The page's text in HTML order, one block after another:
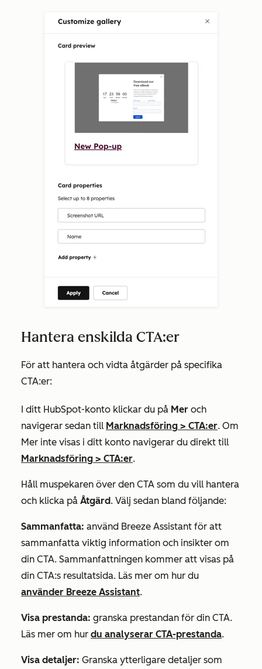
Hantera enskilda CTA:er
För att hantera och vidta åtgärder på specifika
CTA:er:
I ditt HubSpot-konto klickar du på Mer och
navigerar sedan till Marknadsföring > CTA:er. Om
Mer inte visas i ditt konto navigerar du direkt till
Marknadsföring > CTA:er.
Håll muspekaren över den CTA som du vill hantera
och klicka på Åtgärd. Välj sedan bland följande:
Sammanfatta: använd Breeze Assistant för att
sammanfatta viktig information och insikter om
din CTA. Sammanfattningen kommer att visas på
din CTA:s resultatsida. Läs mer om hur du
använder Breeze Assistant.
Visa prestanda: granska prestandan för din CTA.
Läs mer om hur du analyserar CTA-prestanda.
Visa detaljer: Granska ytterligare detaljer som